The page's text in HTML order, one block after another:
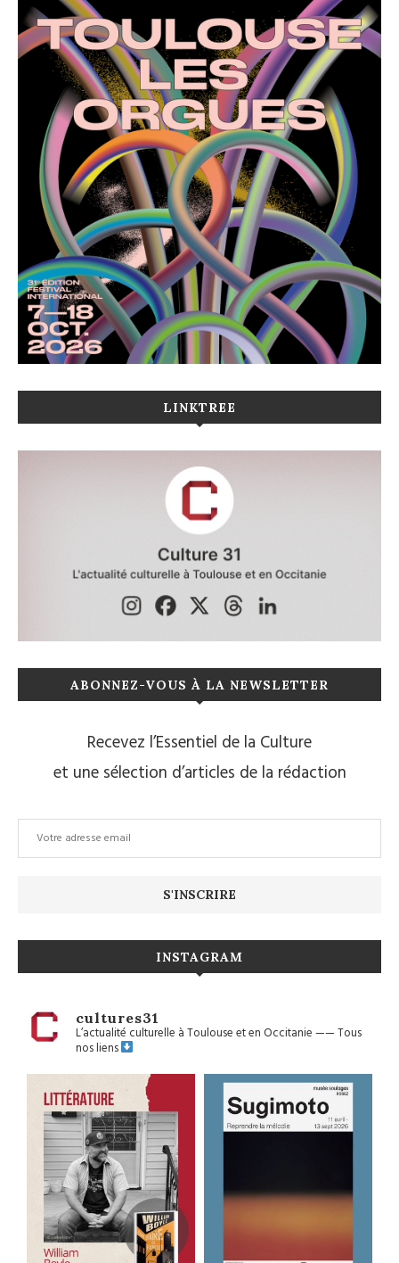
LINKTREE
ABONNEZ-VOUS À LA NEWSLETTER
Recevez l’Essentiel de la Culture
et une sélection d’articles de la rédaction
INSTAGRAM
cultures31
L’actualité culturelle à Toulouse et en Occitanie——Tous
nos liens